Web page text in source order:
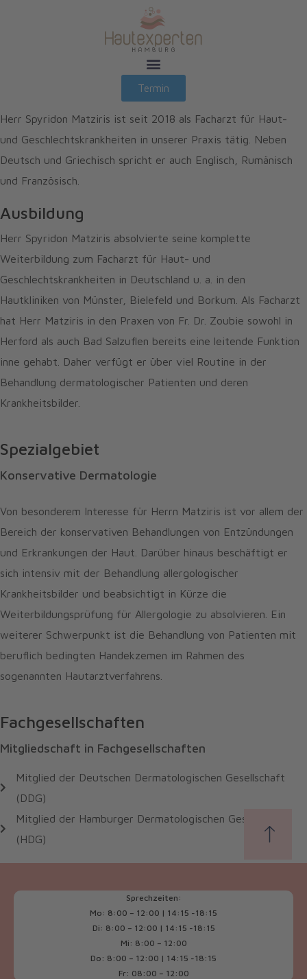
Termin
Herr Spyridon Matziris ist seit 2018 als Facharzt für Haut-
und Geschlechtskrankheiten in unserer Praxis tätig. Neben
Deutsch und Griechisch spricht er auch Englisch, Rumänisch
und Französisch.
Ausbildung
Herr Spyridon Matziris absolvierte seine komplette
Weiterbildung zum Facharzt für Haut- und
Geschlechtskrankheiten in Deutschland u. a. in den
Hautkliniken von Münster, Bielefeld und Borkum. Als Facharzt
hat Herr Matziris in den Praxen von Fr. Dr. Zoubie sowohl in
Herford als auch Bad Salzuflen bereits eine leitende Funktion
inne gehabt. Daher verfügt er über viel Routine in der
Behandlung dermatologischer Patienten und deren
Krankheitsbilder.
Spezialgebiet
Konservative Dermatologie
Von besonderem Interesse für Herrn Matziris ist vor allem der
Bereich der konservativen Behandlungen von Entzündungen
und Erkrankungen der Haut. Darüber hinaus beschäftigt er
sich intensiv mit der Behandlung allergologischer
Krankheitsbilder und beabsichtigt in Kürze die
Weiterbildungsprüfung für Allergologie zu absolvieren. Ein
weiterer Schwerpunkt ist die Behandlung von Patienten mit
beruflich bedingten Handekzemen im Rahmen des
sogenannten Hautarztverfahrens.
Fachgesellschaften
Mitgliedschaft in Fachgesellschaften
Mitglied der Deutschen Dermatologischen Gesellschaft
(DDG)
Mitglied der Hamburger Dermatologischen Gesellschaft
(HDG)
Sprechzeiten:
Mo: 8:00 – 12:00 | 14:15 -18:15
Di: 8:00 – 12:00 | 14:15 -18:15
Mi: 8:00 – 12:00
Do: 8:00 – 12:00 | 14:15 -18:15
Fr: 08:00 – 12:00